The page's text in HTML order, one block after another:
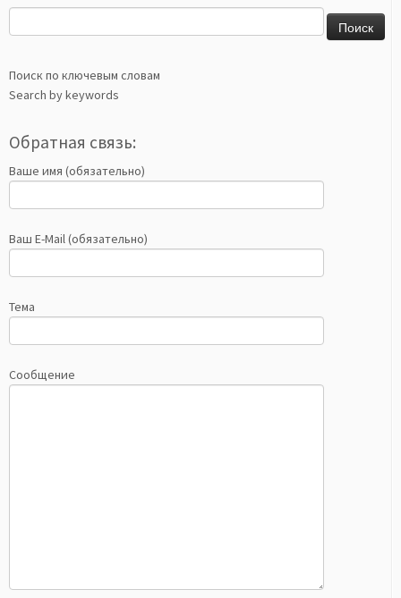
Поиск по ключевым словам
Search by keywords
Обратная связь:
Ваше имя (обязательно)
Ваш E-Mail (обязательно)
Тема
Сообщение